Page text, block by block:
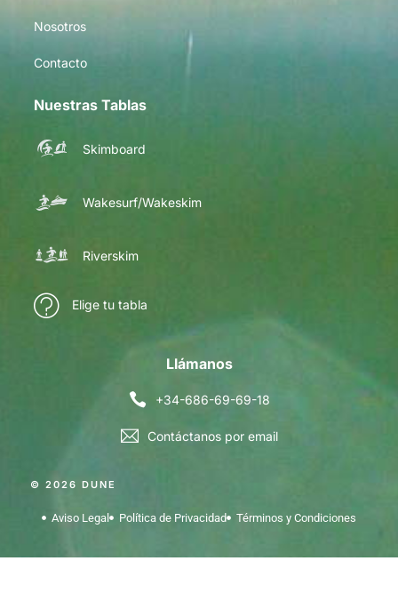
Nosotros
Contacto
Nuestras Tablas
Skimboard
Wakesurf/Wakeskim
Riverskim
Elige tu tabla
Llámanos
+34-686-69-69-18
Contáctanos por email
© 2026 DUNE
Aviso Legal Política de Privacidad Términos y Condiciones